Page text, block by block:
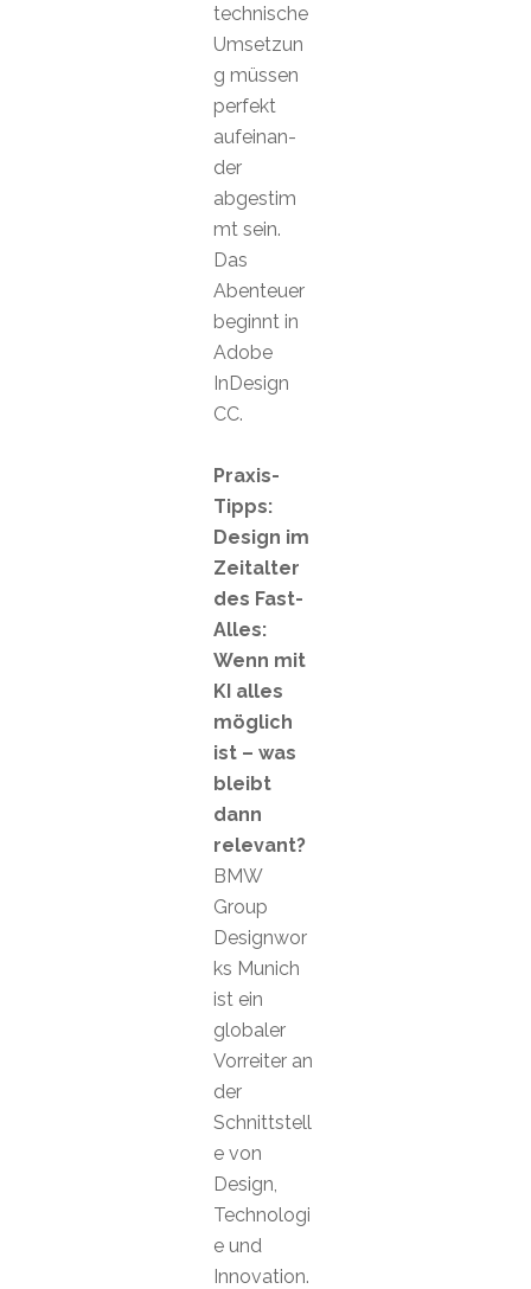
technische
Umsetzun
g müssen
perfekt
aufeinan-
der
abgestim
mt sein.
Das
Abenteuer
beginnt in
Adobe
InDesign
CC.
Praxis-
Tipps:
Design im
Zeitalter
des Fast-
Alles:
Wenn mit
KI alles
möglich
ist – was
bleibt
dann
relevant?
BMW
Group
Designwor
ks Munich
ist ein
globaler
Vorreiter an
der
Schnittstell
e von
Design,
Technologi
e und
Innovation.